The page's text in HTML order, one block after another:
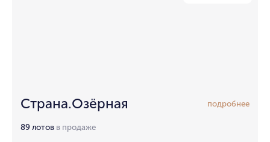
Страна.Озёрная подробнее
89 лотов в продаже